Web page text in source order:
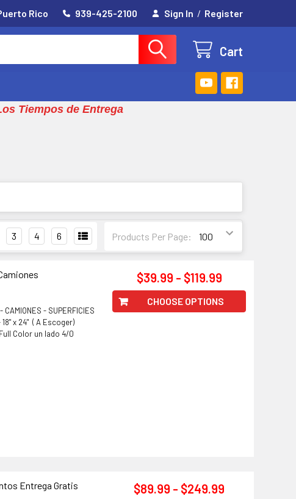
Rico 939-425-2100 Sign In / Register
Cart
Tiempos de Entrega
Products Per Page:
3 4 6
CAMIONES - SUPERFICIES
18" x 24" ( A Escoger)
Color un lado 4/0
$39.99 - $119.99
CHOOSE OPTIONS
Entrega Gratis $89.99 - $249.99